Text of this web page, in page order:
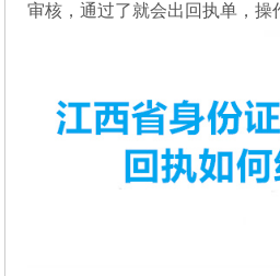
审核，通过了就会出回执单，操